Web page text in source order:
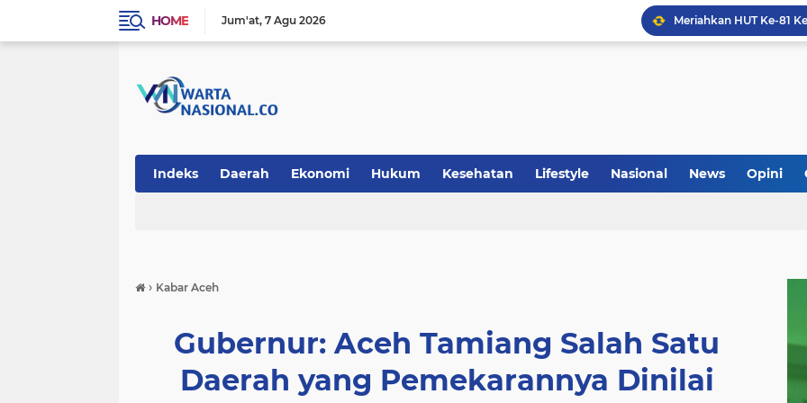
HOME Jum'at 7 Agu 2026
Indeks Daerah Ekonomi Hukum Kesehatan Lifestyle Nasional News Opini
› Kabar Aceh
Gubernur: Aceh Tamiang Salah Satu
Daerah yang Pemekarannya Dinilai